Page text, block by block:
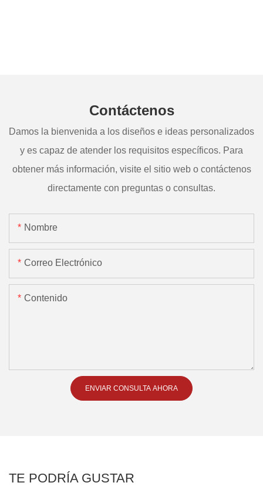
Contáctenos
Damos la bienvenida a los diseños e ideas personalizados
y es capaz de atender los requisitos específicos. Para
obtener más información, visite el sitio web o contáctenos
directamente con preguntas o consultas.
Nombre
Correo Electrónico
Contenido
ENVIAR CONSULTA AHORA
TE PODRÍA GUSTAR